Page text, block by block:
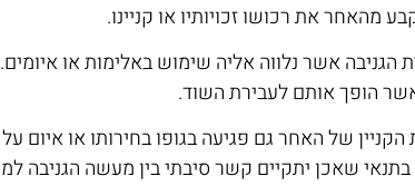
מהאחר את רכושו זכויותיו או קניינו.
אשר נלווה אליה שימוש באלימות או
הופך אותם לעבירת השוד.
של האחר גם פגיעה בגופו בחירותו או
שאכן יתקיים קשר סיבתי בין מעשה הגניבה